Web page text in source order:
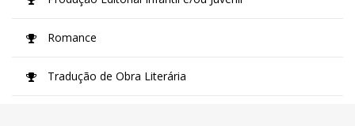
Romance
Tradução de Obra Literária